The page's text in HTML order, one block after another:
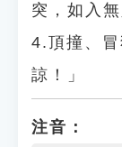
突，如入無
4.頂撞、
諒！」
注音：